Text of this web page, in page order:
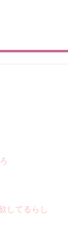
してるらし